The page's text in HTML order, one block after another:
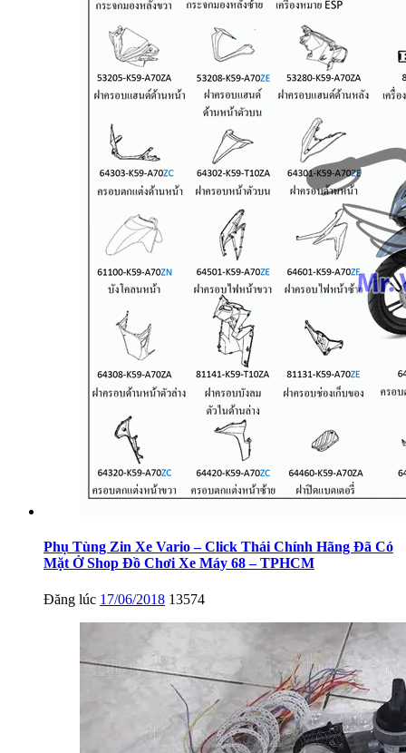
Phụ Tùng Zin Xe Vario – Click Thái Chính Hãng Đã Có
Mặt Ở Shop Đồ Chơi Xe Máy 68 – TPHCM
Đăng lúc 17/06/2018 13574